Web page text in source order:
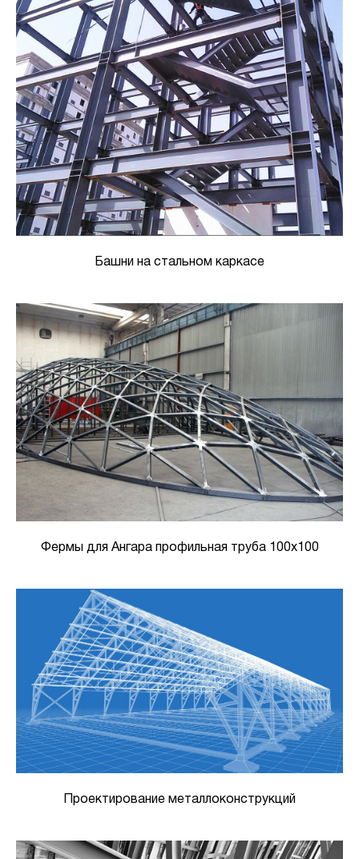
Башни на стальном каркасе
Фермы для Ангара профильная труба 100х100
Проектирование металлоконструкций